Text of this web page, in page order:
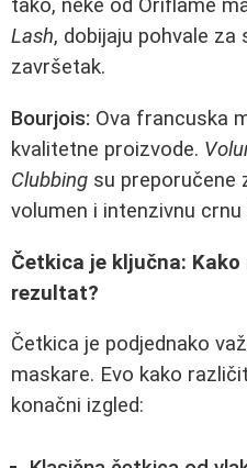
tako, neke od Oriflame
Lash, dobijaju pohvale
završetak.
Bourjois: Ova francuska
kvalitetne proizvode.
Clubbing su preporučene
volumen i intenzivnu crnu
Četkica je ključna:
rezultat?
Četkica je podjednako
maskare. Evo kako
konačni izgled: